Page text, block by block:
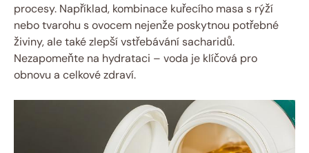
procesy. Například, kombinace kuřecího masa s rýží
nebo tvarohu s ovocem nejenže poskytnou potřebné
živiny, ale také zlepší vstřebávání sacharidů.
Nezapomeňte na hydrataci – voda je klíčová pro
obnovu a celkové zdraví.